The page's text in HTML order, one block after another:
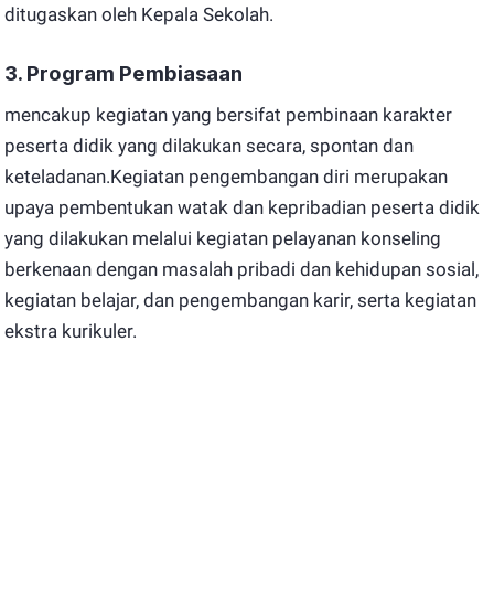
ditugaskan oleh Kepala Sekolah.
3. Program Pembiasaan
mencakup kegiatan yang bersifat pembinaan karakter
peserta didik yang dilakukan secara, spontan dan
keteladanan.Kegiatan pengembangan diri merupakan
upaya pembentukan watak dan kepribadian peserta didik
yang dilakukan melalui kegiatan pelayanan konseling
berkenaan dengan masalah pribadi dan kehidupan sosial,
kegiatan belajar, dan pengembangan karir, serta kegiatan
ekstra kurikuler.